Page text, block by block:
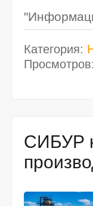
Категория:
Просмотров:
СИБУР